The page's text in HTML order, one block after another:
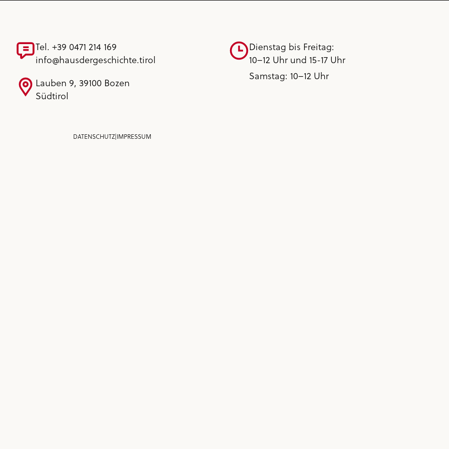
Tel. +39 0471 214 169
info@hausdergeschichte.tirol
Lauben 9, 39100 Bozen
Südtirol
Dienstag bis Freitag:
10–12 Uhr und 15-17 Uhr
Samstag: 10–12 Uhr
DATENSCHUTZ|IMPRESSUM